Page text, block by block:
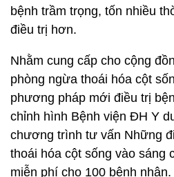
bệnh trầm trọng, tốn nhiều
điều trị hơn.
Nhằm cung cấp cho cộng
phòng ngừa thoái hóa cột
phương pháp mới điều trị
chỉnh hình Bệnh viện ĐH Y
chương trình tư vấn Những
thoái hóa cột sống vào sáng
miễn phí cho 100 bệnh nhân.